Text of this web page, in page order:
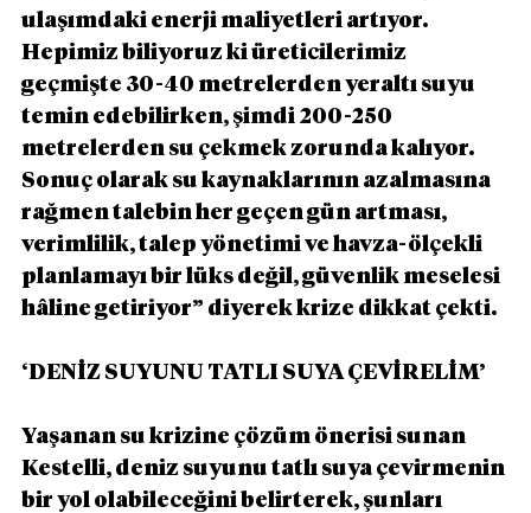
ulaşımdaki enerji maliyetleri artıyor.
Hepimiz biliyoruz ki üreticilerimiz
geçmişte 30-40 metrelerden yeraltı suyu
temin edebilirken, şimdi 200-250
metrelerden su çekmek zorunda kalıyor.
Sonuç olarak su kaynaklarının azalmasına
rağmen talebin her geçen gün artması,
verimlilik, talep yönetimi ve havza-ölçekli
planlamayı bir lüks değil, güvenlik meselesi
hâline getiriyor” diyerek krize dikkat çekti.
‘DENİZ SUYUNU TATLI SUYA ÇEVİRELİM’
Yaşanan su krizine çözüm önerisi sunan
Kestelli, deniz suyunu tatlı suya çevirmenin
bir yol olabileceğini belirterek, şunları